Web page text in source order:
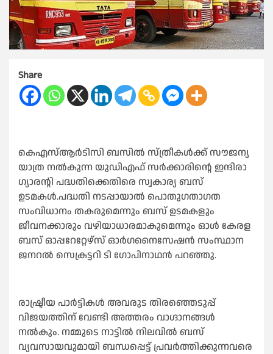
Share
കെഎസ്‌ആര്‍ടിസി ബസില്‍ സ്ത്രീകള്‍ക്ക് സൗജന്യ
യാത്ര നല്‍കുന്ന യുഡിഎഫ് സര്‍ക്കാരിന്റെ ഇന്ദിരാ
ഗ്യാരന്റി പദ്ധതിക്കെതിരെ സ്വകാര്യ ബസ്
ഉടമകള്‍.പദ്ധതി നടപ്പായാല്‍ പൊതുഗതാഗത
സംവിധാനം തകരുമെന്നും ബസ് ഉടമകളും
ജീവനക്കാരും വഴിയാധാരമാകുമെന്നും ഓള്‍ കേരള
ബസ് ഓപ്പറേറ്റേഴ്‌സ് ഓര്‍ഗനൈസേഷന്‍ സംസ്ഥാന
ജനറല്‍ സെക്രട്ടറി ടി ഗോപിനാഥന്‍ പറഞ്ഞു.
രാഷ്ട്രീയ പാര്‍ട്ടികള്‍ അവരുട തിരഞ്ഞെടുപ്പ്
വിജയത്തിന് വേണ്ടി അത്തരം വാഗ്ദാനങ്ങള്‍
നല്‍കും. നമ്മുടെ നാട്ടില്‍ നിലവില്‍ ബസ്
വ്യവസായവുമായി ബന്ധപ്പെട്ട് പ്രവര്‍ത്തിക്കുന്നവരെ